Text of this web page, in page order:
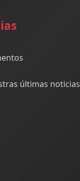
últimas noticias